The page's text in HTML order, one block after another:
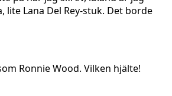
Lana Del Rey-stuk. Det borde
Ronnie Wood. Vilken hjälte!